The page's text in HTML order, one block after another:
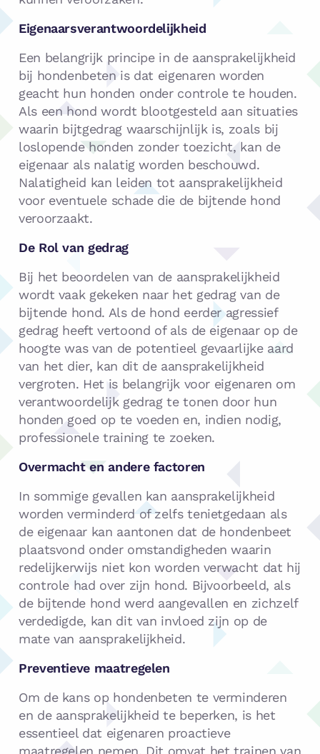
Eigenaarsverantwoordelijkheid
Een belangrijk principe in de aansprakelijkheid
bij hondenbeten is dat eigenaren worden
geacht hun honden onder controle te houden.
Als een hond wordt blootgesteld aan situaties
waarin bijtgedrag waarschijnlijk is, zoals bij
loslopende honden zonder toezicht, kan de
eigenaar als nalatig worden beschouwd.
Nalatigheid kan leiden tot aansprakelijkheid
voor eventuele schade die de bijtende hond
veroorzaakt.
De Rol van gedrag
Bij het beoordelen van de aansprakelijkheid
wordt vaak gekeken naar het gedrag van de
bijtende hond. Als de hond eerder agressief
gedrag heeft vertoond of als de eigenaar op de
hoogte was van de potentieel gevaarlijke aard
van het dier, kan dit de aansprakelijkheid
vergroten. Het is belangrijk voor eigenaren om
verantwoordelijk gedrag te tonen door hun
honden goed op te voeden en, indien nodig,
professionele training te zoeken.
Overmacht en andere factoren
In sommige gevallen kan aansprakelijkheid
worden verminderd of zelfs tenietgedaan als
de eigenaar kan aantonen dat de hondenbeet
plaatsvond onder omstandigheden waarin
redelijkerwijs niet kon worden verwacht dat hij
controle had over zijn hond. Bijvoorbeeld, als
de bijtende hond werd aangevallen en zichzelf
verdedigde, kan dit van invloed zijn op de
mate van aansprakelijkheid.
Preventieve maatregelen
Om de kans op hondenbeten te verminderen
en de aansprakelijkheid te beperken, is het
essentieel dat eigenaren proactieve
maatregelen nemen. Dit omvat het trainen van